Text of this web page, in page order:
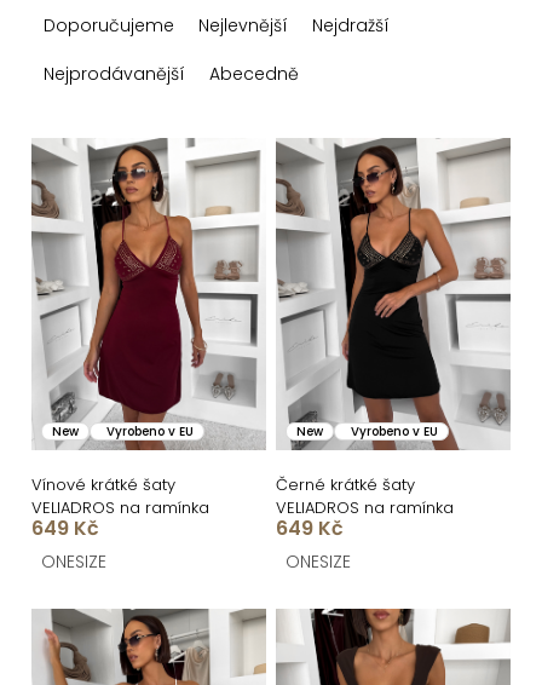
a
n
í
p
r
o
d
u
t
ů
Doporučujeme Nejlevnější
Nejdražší
Nejprodávanější
Abecedně
V
ý
p
i
s
p
o
d
u
k
ů
New Vyrobeno v EU
Vínové krátké šaty
VELIADROS na ramínka
649 Kč
ONESIZE
New Vyrobeno v EU
Černé krátké šaty
VELIADROS na ramínka
649 Kč
ONESIZE